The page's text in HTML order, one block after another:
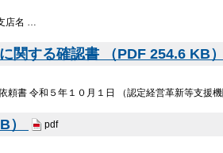
店名 …
関する確認書 （PDF 254.6 KB）
書 令和５年１０月１日 （認定経営革新等支援
） pdf